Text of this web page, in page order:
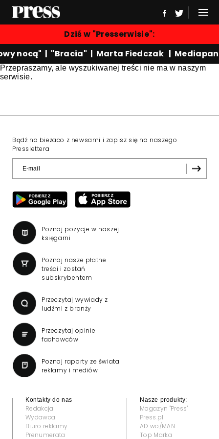
Dziś w "Presserwisie":
nocą" | "Bracia" | Marta Fiedczak |
Przepraszamy, ale wyszukiwanej treści nie ma w naszym
serwisie.
Bądź na bieżaco z newsami i zapisz się na naszego
Presslettera
Poznaj pozycje w naszej
księgarni
Poznaj nasze płatne
treści i zostań
subskrybentem
Przeczytaj wywiady z
ludźmi z branży
Przeczytaj opinie
fachowców
Poznaj raporty ze świata
reklamy i mediów
Kontakty do nas
Redakcja
Wydawca
Biuro reklamy
Prenumerata
Nasze produkty:
Magazyn "Press"
Press.pl
AD wo/MAN
Top Marka